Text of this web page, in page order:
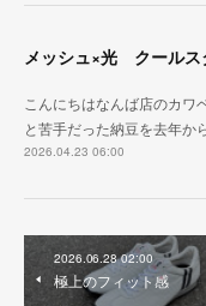
メッシュ×光 クールス
こんにちはなんば店のカワ
と苦手だった納豆を去年
2026.04.23 06:00
2026.06.28 02:00
極上のフィット感